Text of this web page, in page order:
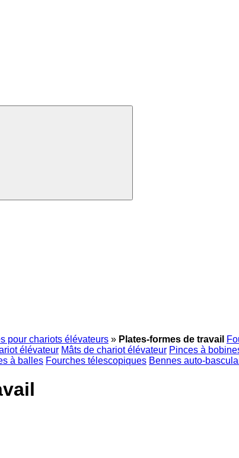
pour chariots élévateurs » Plates-formes de travail
élévateur Mâts de chariot élévateur Pinces à
à balles Fourches télescopiques Bennes auto-